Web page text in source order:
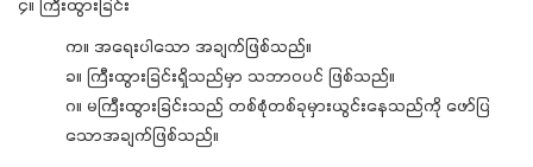
၄။ ကြီးထွားခြင်း
က။ အရေးပါသော အချက်ဖြစ်သည်။
ခ။ ကြီးထွားခြင်းရှိသည်မှာ သဘာဝပင် ဖြစ်သည်။
ဂ။ မကြီးထွားခြင်းသည် တစ်စုံတစ်ခုမှားယွင်းနေသည်ကို ဖော်ပြ
သောအချက်ဖြစ်သည်။